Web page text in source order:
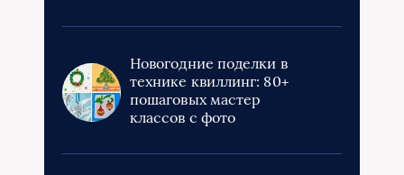
Новогодние поделки в
технике квиллинг: 80+
пошаговых мастер
классов с фото